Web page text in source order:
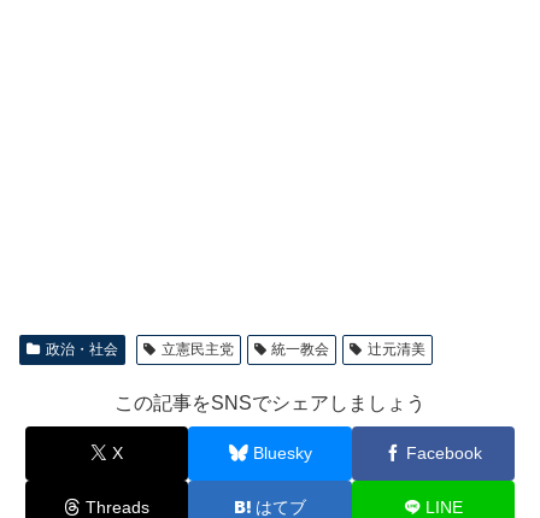
政治・社会 立憲民主党 統一教会 辻元清美
この記事をSNSでシェアしましょう
X Bluesky Facebook
Threads はてブ LINE